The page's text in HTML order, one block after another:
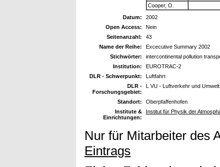
Cooper, O.
Datum:
2002
Open Access:
Nein
Seitenanzahl:
43
Name der Reihe:
Excecutive Summary 2002
Stichwörter:
intercontinental pollution
Institution:
EUROTRAC-2
DLR - Schwerpunkt:
Luftfahrt
DLR -
Forschungsgebiet:
L VU - Luftverkehr und Umwelt
Standort:
Oberpfaffenhofen
Institute &
Einrichtungen:
Institut für Physik der
Nur für Mitarbeiter des
Eintrags